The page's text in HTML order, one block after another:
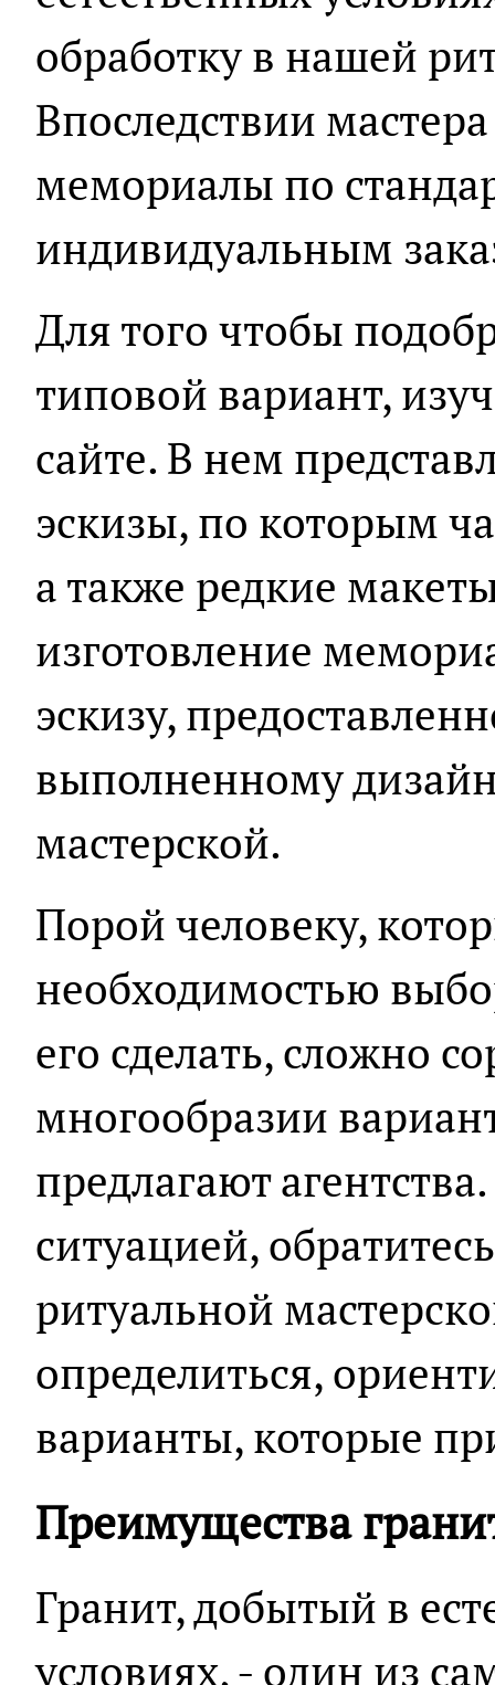
обработку в нашей
Впоследствии
мемориалы по
индивидуальным
Для того чтобы
типовой вариант,
сайте. В нем
эскизы, по которым
а также редкие
изготовление
эскизу,
выполненному
мастерской.
Порой человеку,
необходимостью
его сделать, сложно
многообразии
предлагают
ситуацией,
ритуальной
определиться,
варианты, которые
Преимущества
Гранит, добытый в
условиях, - один из